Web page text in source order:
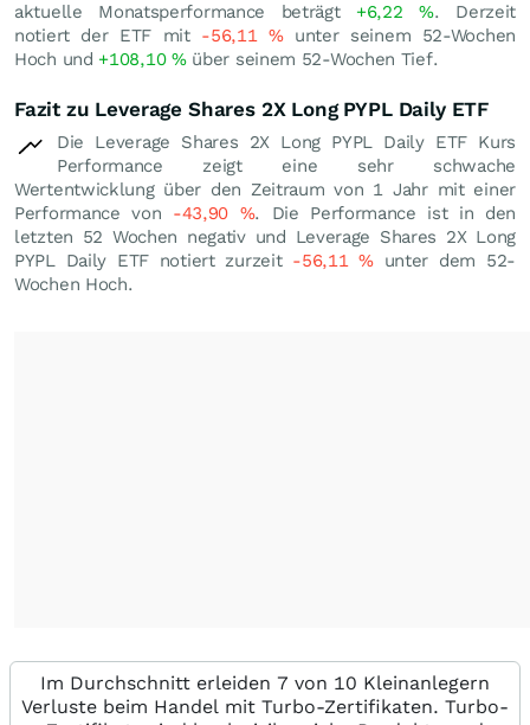
aktuelle Monatsperformance beträgt +6,22%. Derzeit
notiert der ETF mit -56,11 %unter seinem 52-Wochen
Hoch und +108,10 %über seinem 52-Wochen Tief.
Fazit zu Leverage Shares 2X Long PYPL Daily ETF
Die Leverage Shares 2X Long PYPL Daily ETF Kurs
Performance zeigt eine sehr schwache
Wertentwicklung über den Zeitraum von 1 Jahr mit einer
Performance von -43,90 %. Die Performance ist in den
letzten 52 Wochen negativ und Leverage Shares 2X Long
PYPL Daily ETF notiert zurzeit -56,11%unter dem 52-
Wochen Hoch.
Im Durchschnitt erleiden 7 von 10 Kleinanlegern
Verluste beim Handel mit Turbo-Zertifikaten. Turbo-